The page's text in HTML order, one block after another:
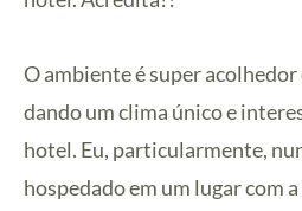
O ambiente é super acolhedor
dando um clima único e
hotel. Eu, particularmente,
hospedado em um lugar com